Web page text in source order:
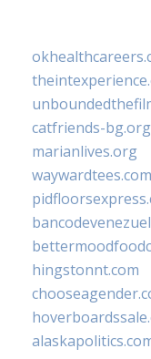
catfriends-bg.org
marianlives.org
waywardtees.com
hingstonnt.com